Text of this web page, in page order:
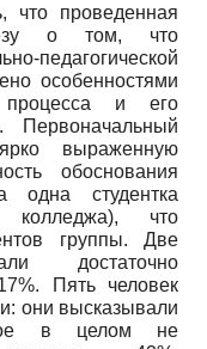
что проведенная
о том, что
педагогической
особенностями
процесса и его
Первоначальный
выраженную
обоснования
одна студентка
колледжа), что
группы. Две
достаточно
Пять человек
они высказывали
в целом не